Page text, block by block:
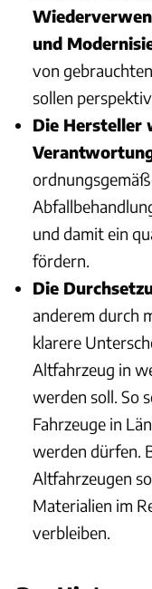
und
von
sollen
Die Hersteller
und damit ein
fördern.
Die
anderem durch
klarere
Altfahrzeug in
werden soll. So
Fahrzeuge in
werden dürfen.
Altfahrzeugen
Materialien im
verbleiben.